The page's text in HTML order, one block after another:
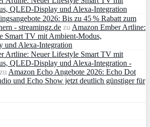
QLED‑Display und Alexa‑Integration
2026: Bis zu 45 % Rabatt zum
- streamingz.de zu Amazon Ember Artline:
Smart TV mit Ambient‑Modus,
und Alexa‑Integration
Artline: Neuer Lifestyle Smart TV mit
QLED‑Display und Alexa‑Integration -
zu Amazon Echo Angebote 2026: Echo Dot
und Echo Show jetzt deutlich günstiger für